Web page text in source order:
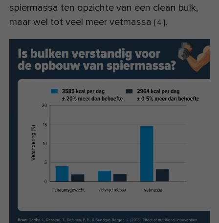
spiermassa ten opzichte van een clean bulk,
maar wel tot veel meer vetmassa [4].